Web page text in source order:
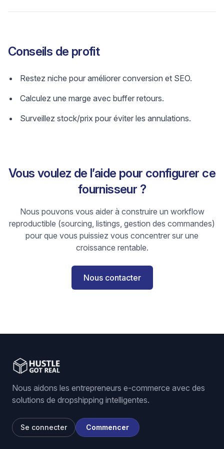
Conseils de profit
Restez niche pour améliorer conversion et SEO.
Calculez une marge avec buffer retours.
Surveillez stock/prix pour éviter les annulations.
Vous voulez de l’aide pour configurer ce
fournisseur ?
Nous pouvons vous aider à construire un workflow
reproductible (sourcing, listings, gestion des commandes)
pour que vous puissiez vous concentrer sur une
croissance rentable.
Nous contacter
Nous aidons les entrepreneurs e-commerce avec des
solutions de dropshipping intelligentes.
Se connecter Commencer